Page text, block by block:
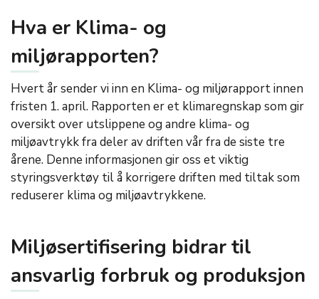
Hva er Klima- og
miljørapporten?
Hvert år sender vi inn en Klima- og miljørapport innen
fristen 1. april. Rapporten er et klimaregnskap som gir
oversikt over utslippene og andre klima- og
miljøavtrykk fra deler av driften vår fra de siste tre
årene. Denne informasjonen gir oss et viktig
styringsverktøy til å korrigere driften med tiltak som
reduserer klima og miljøavtrykkene.
Miljøsertifisering bidrar til
ansvarlig forbruk og produksjon